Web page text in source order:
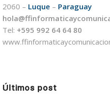
2060 – Luque – Paraguay
Tel: +595 992 64 64 80
Últimos post